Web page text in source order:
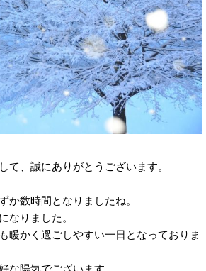
て、誠にありがとうございます。
か数時間となりましたね。
なりました。
暖かく過ごしやすい一日となっておりま